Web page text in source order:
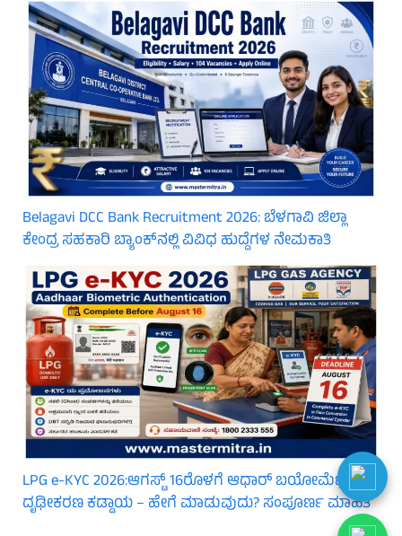
Belagavi DCC Bank Recruitment 2026: ಬೆಳಗಾವಿ ಜಿಲ್ಲಾ
ಕೇಂದ್ರ ಸಹಕಾರಿ ಬ್ಯಾಂಕ್‌ನಲ್ಲಿ ವಿವಿಧ ಹುದ್ದೆಗಳ ನೇಮಕಾತಿ
LPG e-KYC 2026:ಆಗಸ್ಟ್ 16ರೊಳಗೆ ಆಧಾರ್ ಬಯೋಮೆಟ್ರಿಕ್
ದೃಢೀಕರಣ ಕಡ್ಡಾಯ – ಹೇಗೆ ಮಾಡುವುದು? ಸಂಪೂರ್ಣ ಮಾಹಿತಿ